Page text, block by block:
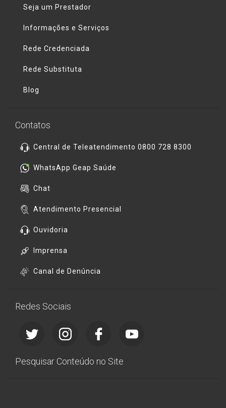
Seja um Prestador
Informações e Serviços
Rede Credenciada
Rede Substituta
Blog
Contatos
Central de Teleatendimento 0800 728 8300
WhatsApp Geap Saúde
Chat
Atendimento Presencial
Ouvidoria
Imprensa
Canal de Denúncia
Redes Sociais
Pesquisar Conteúdo no Site